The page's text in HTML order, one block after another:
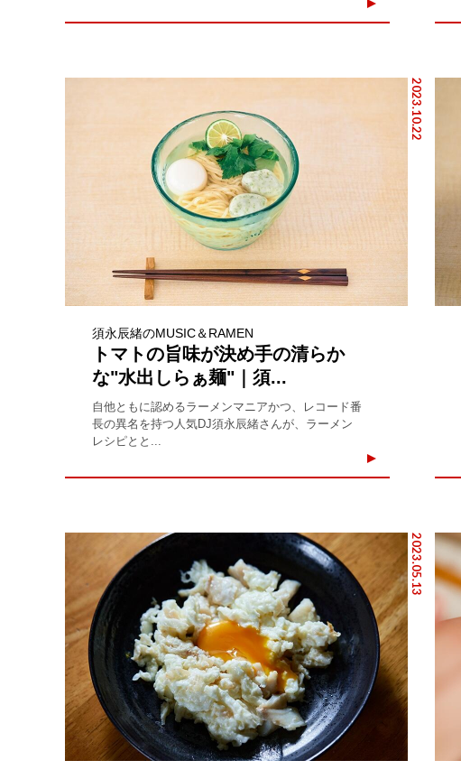
2023.10.22
須永辰緒のMUSIC＆RAMEN
トマトの旨味が決め手の清らか
な"水出しらぁ麺"｜須...
自他ともに認めるラーメンマニアかつ、レコード番
長の異名を持つ人気DJ須永辰緒さんが、ラーメン
レシピとと...
2023.05.13